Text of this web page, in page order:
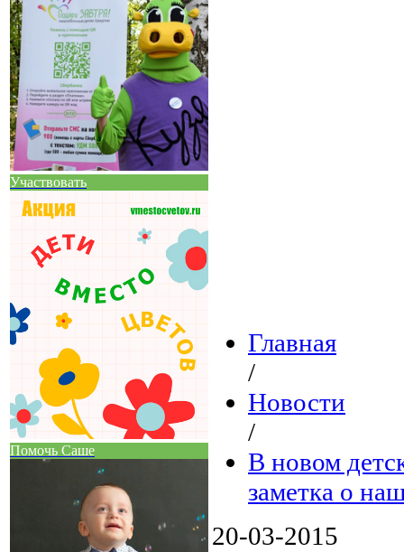
Участвовать
Помочь Саше
Главная
/
Новости
/
В новом
заметка о
20-03-2015